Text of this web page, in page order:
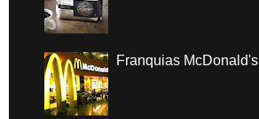
Franquias McDonald's